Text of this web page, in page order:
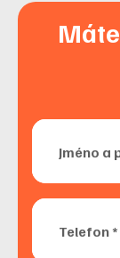
Jméno a
Telefon *